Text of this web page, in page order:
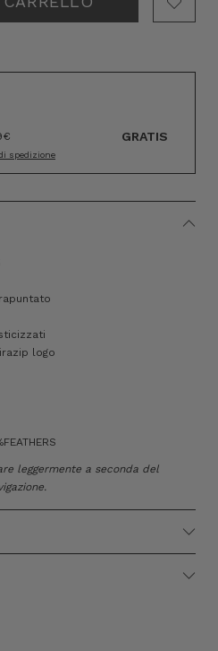
GRATIS
spedizione
logo
leggermente a seconda del